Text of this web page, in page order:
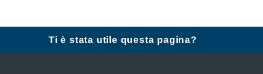
Ti è stata utile questa pagina?